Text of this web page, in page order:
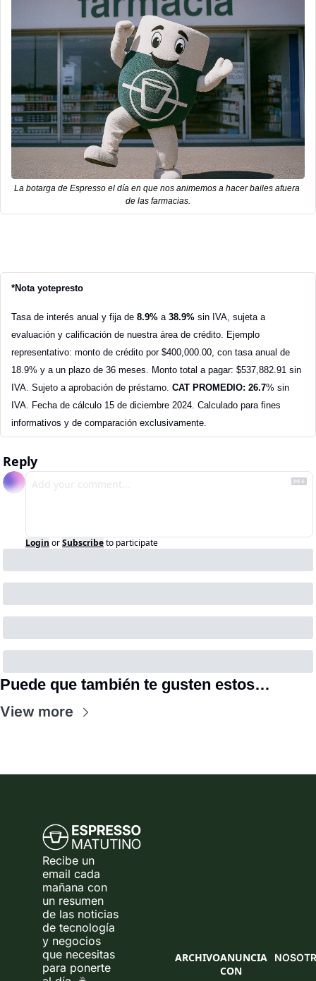
La botarga de Espresso el día en que nos animemos a hacer bailes afuera
de las farmacias.
*Nota yotepresto
Tasa de interés anual y fija de 8.9% a 38.9% sin IVA, sujeta a
evaluación y calificación de nuestra área de crédito. Ejemplo
representativo: monto de crédito por $400,000.00, con tasa anual de
18.9% y a un plazo de 36 meses. Monto total a pagar: $537,882.91 sin
IVA. Sujeto a aprobación de préstamo. CAT PROMEDIO: 26.7% sin
IVA. Fecha de cálculo 15 de diciembre 2024. Calculado para fines
informativos y de comparación exclusivamente.
Reply
Login orSubscribeto participate
Puede que también te gusten estos…
View more
Recibe un
email cada
mañana con
un resumen
de las noticias
de tecnología
y negocios
que necesitas
para ponerte
ARCHIVOANUNCIA
CON